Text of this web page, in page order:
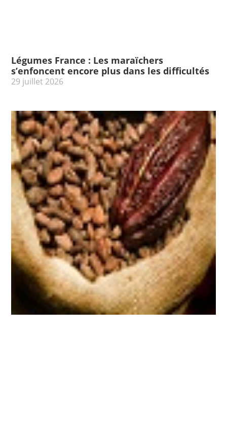
Légumes France : Les maraïchers
s’enfoncent encore plus dans les difficultés
29 juillet 2026